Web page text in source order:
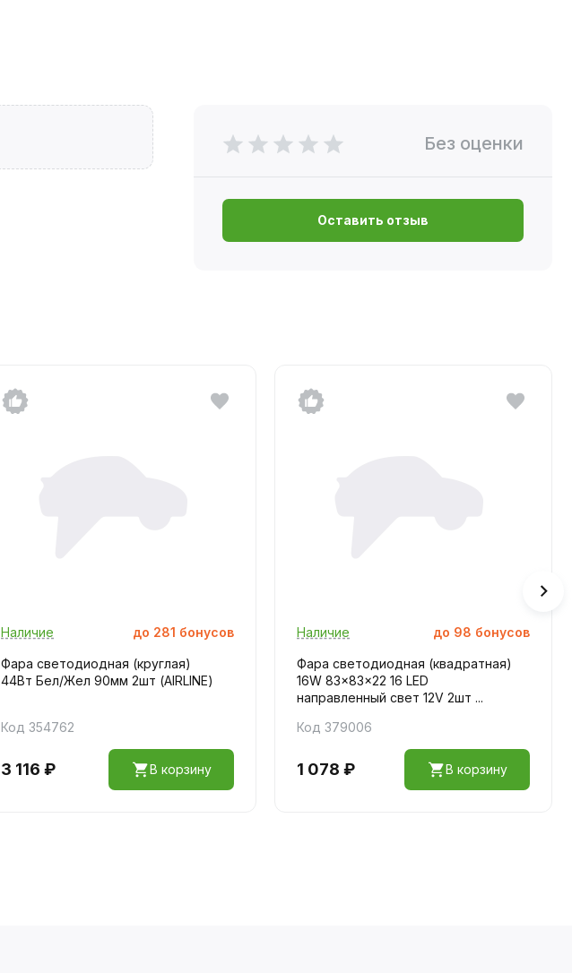
Без оценки
Оставить отзыв
Наличие до 281 бонусов
Фара светодиодная (круглая)
44Вт Бел/Жел 90мм 2шт (AIRLINE)
Код 354762
3 116 ₽ В корзину
Наличие до 98 бонусов
Фара светодиодная (квадратная)
16W 83x83x22 16 LED
направленный свет 12V 2шт ...
Код 379006
1 078 ₽ В корзину